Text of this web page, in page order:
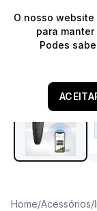
⭐️ Envios
Home/Acessórios/
O nosso
para
Podes